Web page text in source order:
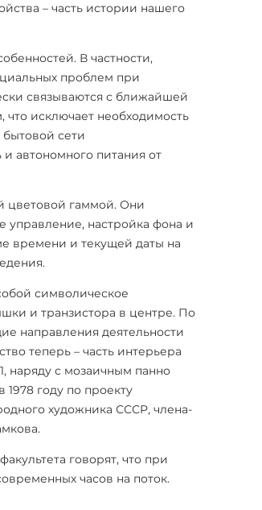
– часть истории нашего
В частности,
проблем при
связываются с ближайшей
исключает необходимость
сети
автономного питания от
цветовой гаммой. Они
настройка фона и
времени и текущей даты на
символическое
и транзистора в центре. По
направления деятельности
теперь – часть интерьера
наряду с мозаичным панно
году по проекту
художника СССР, члена-
говорят, что при
часов на поток.